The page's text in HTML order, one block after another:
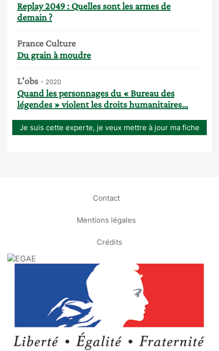
Replay 2049 : Quelles sont les armes de
demain ?
France Culture
Du grain à moudre
L'obs - 2020
Quand les personnages du « Bureau des
légendes » violent les droits humanitaires…
Je suis cette experte, je veux mettre à jour ma fiche
Contact
Mentions légales
Crédits